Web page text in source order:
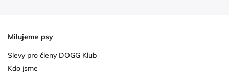
Milujeme psy
Slevy pro členy DOGG Klub
Kdo jsme